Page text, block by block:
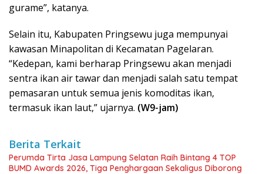
gurame”, katanya.
Selain itu, Kabupaten Pringsewu juga mempunyai
kawasan Minapolitan di Kecamatan Pagelaran.
“Kedepan, kami berharap Pringsewu akan menjadi
sentra ikan air tawar dan menjadi salah satu tempat
pemasaran untuk semua jenis komoditas ikan,
termasuk ikan laut,” ujarnya. (W9-jam)
Berita Terkait
Perumda Tirta Jasa Lampung Selatan Raih Bintang 4 TOP
BUMD Awards 2026, Tiga Penghargaan Sekaligus Diborong